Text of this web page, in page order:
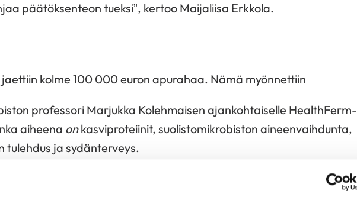
päätöksenteon tueksi”, kertoo Maijaliisa Erkkola.
jaettiin kolme 100 000 euron apurahaa. Nämä myönnettiin
professori Marjukka Kolehmaisen ajankohtaiselle HealthFerm-
aiheena onkasviproteiinit, suolistomikrobiston aineenvaihdunta,
tulehdus ja sydänterveys.
apulaisprofessori Leena Paakkarin kouluikäisiin suunnatulle
selvittää heidän yhdenvertaista mahdollisuuttansa edistää